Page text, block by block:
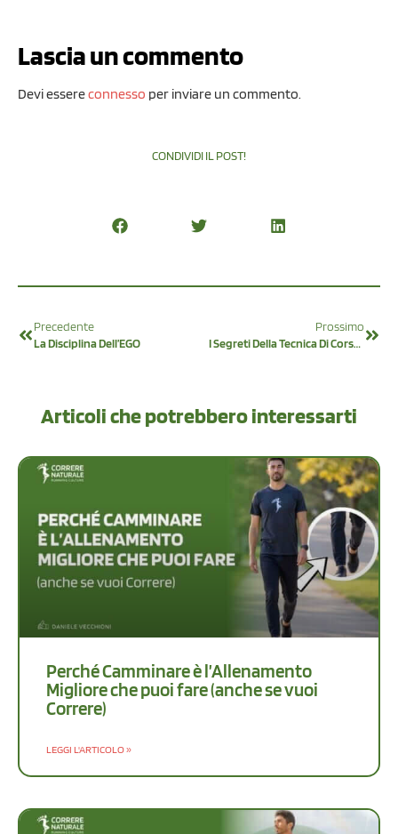
Lascia un commento
Devi essereconnesso per inviare un commento.
CONDIVIDI IL POST!
Precedente
La Disciplina Dell’EGO
Prossimo
I Segreti Della Tecnica Di Corsa: I 4 Pilastri Della Tecnica Del Metodo Correre Naturale
Articoli che potrebbero interessarti
Perché Camminare è l’Allenamento
Migliore che puoi fare (anche se vuoi
Correre)
LEGGI L'ARTICOLO »